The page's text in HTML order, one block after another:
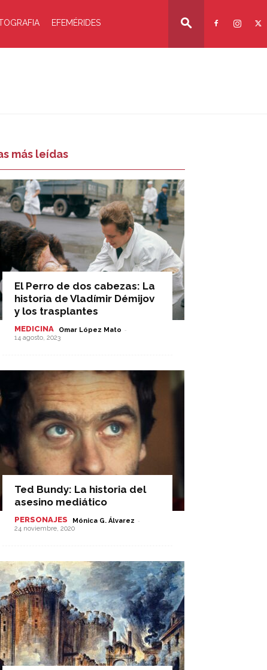
EFEMÉRIDES
más leídas
El Perro de dos cabezas: La
historia de Vladímir Démijov
y los trasplantes
MEDICINA Omar López Mato -
14 agosto, 2023
Ted Bundy: La historia del
asesino mediático
PERSONAJES Mónica G. Álvarez -
24 noviembre, 2020